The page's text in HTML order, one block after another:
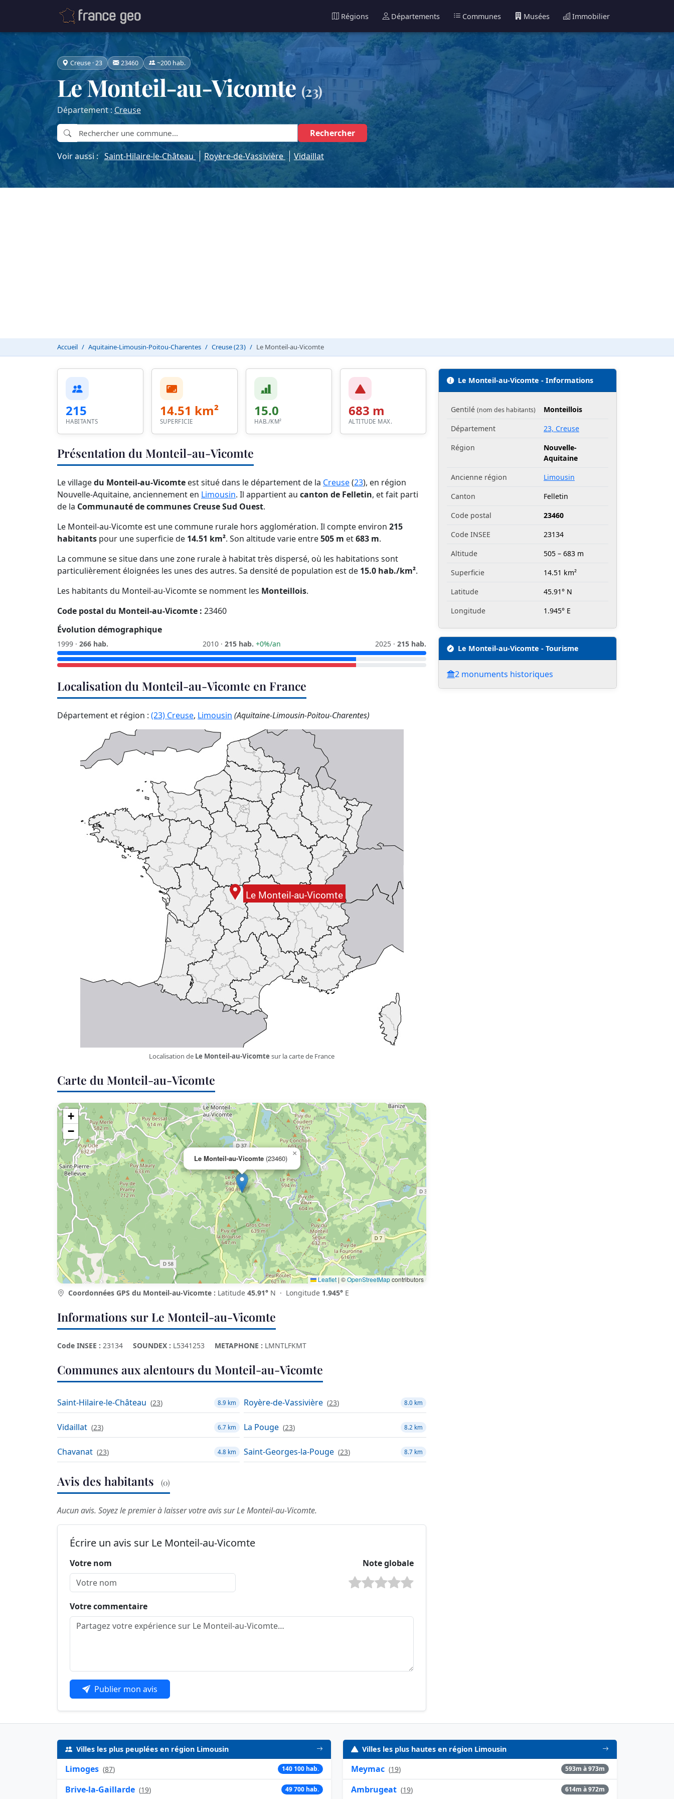
Régions Départements Communes Musées Immobilier
Creuse · 23 23460 ~200 hab.
Le Monteil-au-Vicomte (23)
Département : Creuse
Rechercher
Voir aussi : Saint-Hilaire-le-Château Royère-de-Vassivière Vidaillat
Accueil Aquitaine-Limousin-Poitou-Charentes Creuse (23) Le Monteil-au-Vicomte
215
HABITANTS
14.51 km²
SUPERFICIE
15.0
HAB./KM²
683 m
ALTITUDE MAX.
Présentation du Monteil-au-Vicomte
Le villagedu Monteil-au-Vicomte est situé dans le département de la Creuse(23), en région
Nouvelle-Aquitaine, anciennement en Limousin. Il appartient au canton de Felletin, et fait parti
de la Communauté de communes Creuse Sud Ouest.
Le Monteil-au-Vicomte est une commune rurale hors agglomération. Il compte environ 215
habitants pour une superficie de 14.51 km². Son altitude varie entre505 m et683 m.
La commune se situe dans une zone rurale à habitat très dispersé, où les habitations sont
particulièrement éloignées les unes des autres. Sa densité de population est de 15.0 hab./km².
Les habitants du Monteil-au-Vicomte se nomment les Monteillois.
Code postal du Monteil-au-Vicomte : 23460
Évolution démographique
1999 · 266 hab. 2010 · 215 hab. +0%/an 2025 · 215 hab.
Localisation du Monteil-au-Vicomte en France
Département et région : (23) Creuse, Limousin (Aquitaine-Limousin-Poitou-Charentes)
Localisation de Le Monteil-au-Vicomtesur la carte de France
Carte du Monteil-au-Vicomte
Le Monteil-au-Vicomte (23460)
×
+
−
Leaflet | ©OpenStreetMapcontributors
Coordonnées GPS du Monteil-au-Vicomte : Latitude 45.91° N · Longitude 1.945° E
Informations sur Le Monteil-au-Vicomte
Code INSEE : 23134 SOUNDEX : L5341253 METAPHONE : LMNTLFKMT
Communes aux alentours du Monteil-au-Vicomte
Saint-Hilaire-le-Château (23) 8.9 km Royère-de-Vassivière (23) 8.0 km
Vidaillat (23) 6.7 km La Pouge (23) 8.2 km
Chavanat (23) 4.8 km Saint-Georges-la-Pouge (23) 8.7 km
Avis des habitants (0)
Aucun avis. Soyez le premier à laisser votre avis sur Le Monteil-au-Vicomte.
Écrire un avis sur Le Monteil-au-Vicomte
Votre nom Note globale
Votre commentaire
Publier mon avis
Le Monteil-au-Vicomte - Informations
Gentilé (nom des habitants)
Monteillois
Département
23, Creuse
Région
Nouvelle-
Aquitaine
Ancienne région
Limousin
Canton
Felletin
Code postal
23460
Code INSEE
23134
Altitude
505 – 683 m
Superficie
14.51 km²
Latitude
45.91° N
Longitude
1.945° E
Le Monteil-au-Vicomte - Tourisme
2 monuments historiques
Villes les plus peuplées en région Limousin
Limoges (87) 140 100 hab.
Brive-la-Gaillarde (19) 49 700 hab.
Villes les plus hautes en région Limousin
Meymac (19) 593m à 973m
Ambrugeat (19) 614m à 972m